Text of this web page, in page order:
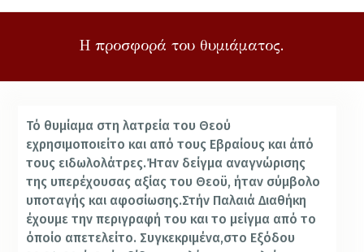
Η προσφορά του θυμιάματος.
Τό θυμίαμα στη λατρεία του Θεού
εχρησιμοποιείτο και από τους Εβραίους και άπό
τους ειδωλολάτρες.Ήταν δείγμα αναγνώρισης
της υπερέχουσας αξίας του Θεοϋ, ήταν σύμβολο
υποταγής και αφοσίωσης.Στήν Παλαιά Διαθήκη
έχουμε την περιγραφή του και το μείγμα από το
όποίο απετελείτο. Συγκεκριμένα,στο Εξόδου